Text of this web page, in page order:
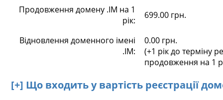
Продовження домену .IM на 1
рік:
699.00 грн.
Відновлення доменного імені
.IM:
0.00 грн.
(+1 рік до терміну
продовження на 1
[+] Що входить у вартість реєстрації